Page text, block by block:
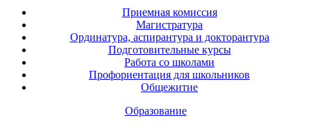
Приемная комиссия
Магистратура
Ординатура, аспирантура и докторантура
Подготовительные курсы
Работа со школами
Профориентация для школьников
Общежитие
Образование